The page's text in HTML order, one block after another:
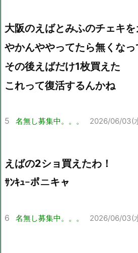
大阪のえばとみふのチェキ
やかんややってたら無くな
その後えばだけ1枚買えた
これって復活するんかね
5 名無し募集中。。。 2026/06/03(
えばの2ショ買えたわ！
ｻﾝｷｭｰポニキャ
6 名無し募集中。。。 2026/06/03(